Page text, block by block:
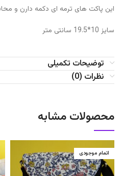
این پاکت های ترمه ای دکمه دارن و
سایز 10*19.5 سانتی متر
توضیحات تکمیلی
نظرات (0)
محصولات مشابه
اتمام موجودی